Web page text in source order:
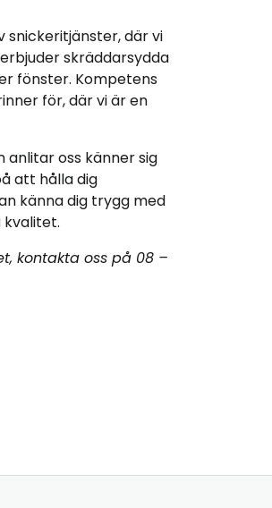
snickeritjänster, där vi
skräddarsydda
fönster. Kompetens
för, där vi är en
oss känner sig
att hålla dig
känna dig trygg med
kontakta oss på 08 –